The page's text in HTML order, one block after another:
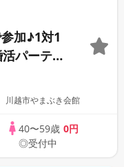
加♪1対1
パーティ
越市やまぶき会館
40〜59歳 0円
◎受付中